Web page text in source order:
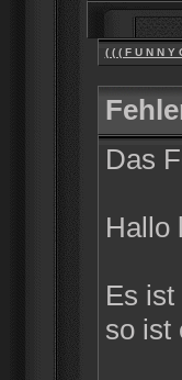
( ( ( F U N N
Das
Hallo
Es
so ist